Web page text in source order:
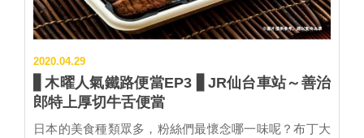
近80公尺的滑川大瀑布，號稱是東北最大的瀑布，水流
從高度傾洩而下，激起陣陣水花的壯觀景色，...
2020.04.29
▋木曜人氣鐵路便當EP3 ▋JR仙台車站～善治
郎特上厚切牛舌便當
日本的美食種類眾多，粉絲們最懷念哪一味呢？布丁大